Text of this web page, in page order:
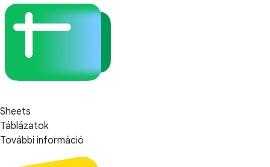
Sheets
Táblázatok
További információ